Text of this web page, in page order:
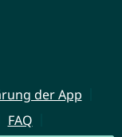
der App
FAQ